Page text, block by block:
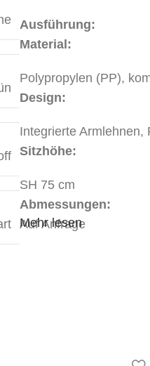
Ausführung:
Material:
Polypropylen (PP),
Design:
Integrierte Armlehnen,
Sitzhöhe:
SH 75 cm
Abmessungen:
Auf Anfrage
Mehr lesen